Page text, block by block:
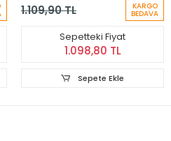
Kısırlaştırılmış Kedi
1.109,90 TL KARGO
BEDAVA
Sepetteki Fiyat
1.098,80 TL
Sepete Ekle